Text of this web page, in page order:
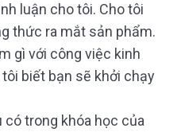
luận cho tôi. Cho tôi
thức ra mắt sản phẩm.
gì với công việc kinh
biết bạn sẽ khởi chạy
trong khóa học của